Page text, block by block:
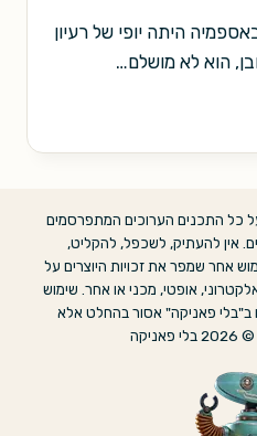
היתה יופי של רעיון
הוא לא מושלם…
על כל התכנים הערוכים המתפרסמים
אין להעתיק, לשכפל, להקליט,
אחר שמפר את זכויות היוצרים על
אופטי, מכני או אחר. שימוש
ב"בלי פאניקה" אסור בהחלט אלא